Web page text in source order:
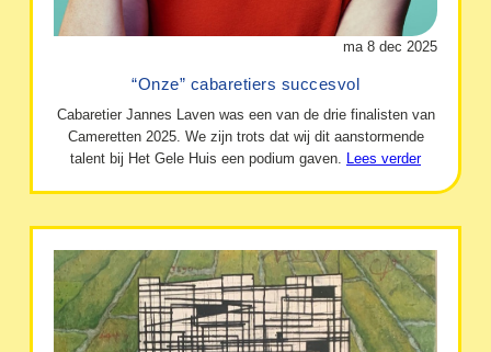
ma 8 dec 2025
“Onze” cabaretiers succesvol
Cabaretier Jannes Laven was een van de drie finalisten van
Cameretten 2025. We zijn trots dat wij dit aanstormende
talent bij Het Gele Huis een podium gaven. Lees verder